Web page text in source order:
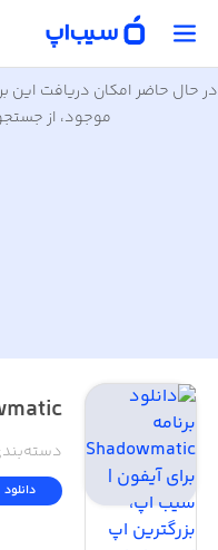
در حال حاضر امکان دریافت این
موجود، از
دانلود